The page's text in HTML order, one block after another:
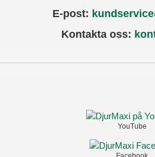
E-post:
Kontakta oss:
YouTube